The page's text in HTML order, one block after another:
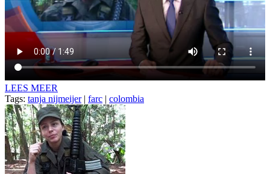
LEES MEER
Tags: tanja nijmeijer| farc | colombia